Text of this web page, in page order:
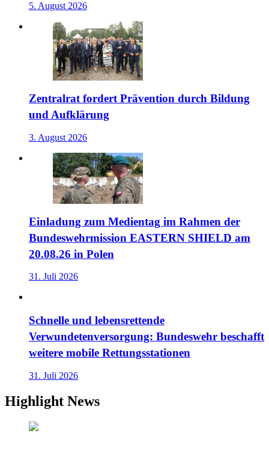
5. August 2026
Zentralrat fordert Prävention durch Bildung
und Aufklärung
3. August 2026
Einladung zum Medientag im Rahmen der
Bundeswehrmission EASTERN SHIELD am
20.08.26 in Polen
31. Juli 2026
Schnelle und lebensrettende
Verwundetenversorgung: Bundeswehr beschafft
weitere mobile Rettungsstationen
31. Juli 2026
Highlight News